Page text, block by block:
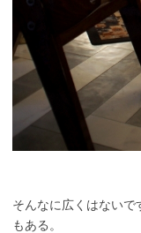
そんなに広くはないで
もある。